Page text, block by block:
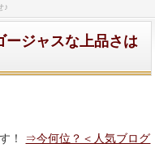
♪
ージャスな上品さは
！ ⇒今何位？＜人気ブログ